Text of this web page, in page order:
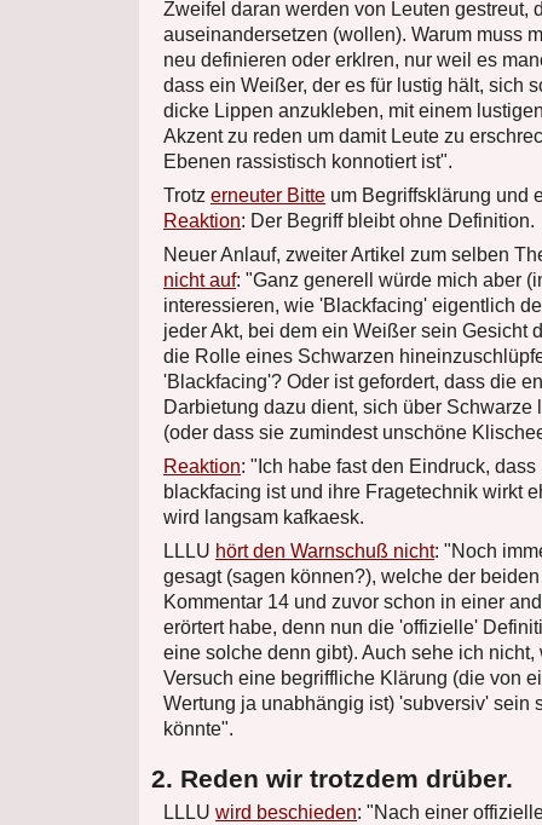
Zweifel daran werden von Leuten gestreut,
auseinandersetzen (wollen). Warum muss
neu definieren oder erklren, nur weil es
dass ein Weißer, der es für lustig hält, sich
dicke Lippen anzukleben, mit einem
Akzent zu reden um damit Leute zu
Ebenen rassistisch konnotiert ist".
Trotz erneuter Bitte um Begriffsklärung und
Reaktion: Der Begriff bleibt ohne Definition.
Neuer Anlauf, zweiter Artikel zum selben
nicht auf: "Ganz generell würde mich aber
interessieren, wie 'Blackfacing' eigentlich
jeder Akt, bei dem ein Weißer sein Gesicht
die Rolle eines Schwarzen
'Blackfacing'? Oder ist gefordert, dass die
Darbietung dazu dient, sich über Schwarze
(oder dass sie zumindest unschöne
Reaktion: "Ich habe fast den Eindruck,
blackfacing ist und ihre Fragetechnik wirkt
wird langsam kafkaesk.
LLLU hört den Warnschuß nicht: "Noch
gesagt (sagen können?), welche der
Kommentar 14 und zuvor schon in einer
erörtert habe, denn nun die 'offizielle'
eine solche denn gibt). Auch sehe ich nicht,
Versuch eine begriffliche Klärung (die von
Wertung ja unabhängig ist) 'subversiv' sein
könnte".
2. Reden wir trotzdem drüber.
LLLU wird beschieden: "Nach einer